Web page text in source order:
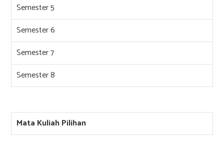
Semester 5
Semester 6
Semester 7
Semester 8
Mata Kuliah Pilihan